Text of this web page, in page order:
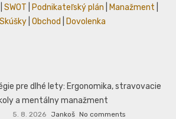
SWOT Podnikateľský plán Manažment
Skúšky Obchod Dovolenka
pre dlhé lety: Ergonomika, stravovacie
a mentálny manažment
5. 8. 2026 Jankoš No comments